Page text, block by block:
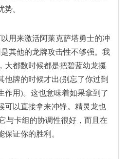
。
用来激活阿莱克萨塔勇士的冲
其他的龙牌攻击性不够强。我
大都数时候都是把碧蓝幼龙攥
他牌的时候才出(别忘了你过到
作用)。这也意味着如果拿到了
可以直接拿来冲锋。精灵龙也
与卡组的协调性很好，而且在
保证你的胜利。